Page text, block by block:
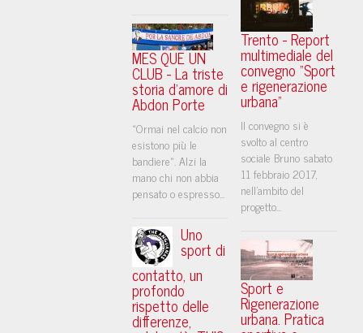
MES QUE UN
CLUB - La triste
storia d'amore di
Abdon Porte
«Ormai nel calcio non
esistono più le
bandiere». Alzi la
mano chi non abbia
pensato o espresso...
Uno
sport di
contatto, un
profondo
rispetto delle
differenze,
Trento - Report
multimediale del
convegno "Sport
e rigenerazione
urbana"
Il convegno si è
svolto al centro
sociale Bruno sabato
11 febbraio 2017,
nell'ambito del
progetto...
Sport e
Rigenerazione
urbana. Pratica